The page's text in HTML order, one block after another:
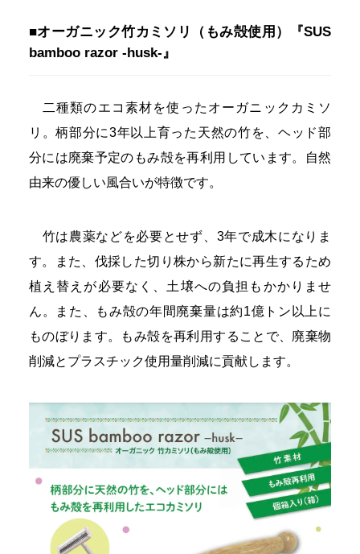
■オーガニック竹カミソリ（もみ殻使用）『SUS
bamboo razor -husk-』
二種類のエコ素材を使ったオーガニックカミソ
リ。柄部分に3年以上育った天然の竹を、ヘッド部
分には廃棄予定のもみ殻を再利用しています。自然
由来の優しい風合いが特徴です。
竹は農薬などを必要とせず、3年で成木になりま
す。また、伐採した切り株から新たに再生するため
植え替えが必要なく、土壌への負担もかかりませ
ん。また、もみ殻の年間廃棄量は約1億トン以上に
ものぼります。もみ殻を再利用することで、廃棄物
削減とプラスチック使用量削減に貢献します。